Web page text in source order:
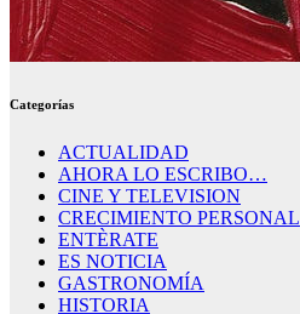
Categorías
ACTUALIDAD
AHORA LO ESCRIBO…
CINE Y TELEVISION
CRECIMIENTO PERSONAL
ENTÈRATE
ES NOTICIA
GASTRONOMÍA
HISTORIA